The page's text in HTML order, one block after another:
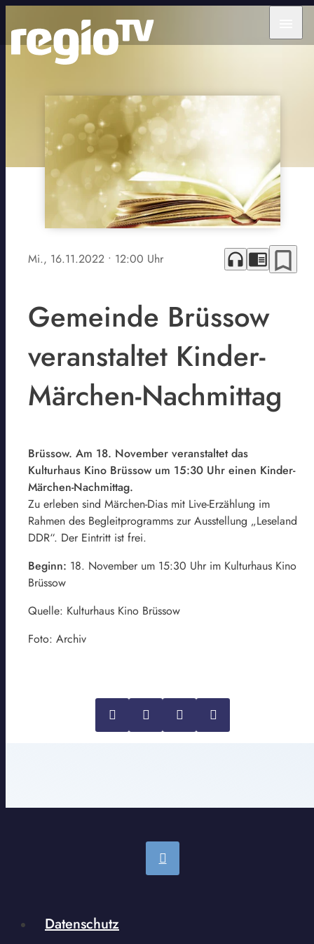
Mi., 16.11.2022 • 12:00 Uhr headphones chrome_reader_mode bookmark_border
Gemeinde Brüssow
veranstaltet Kinder-
Märchen-Nachmittag
Brüssow. Am 18. November veranstaltet das
Kulturhaus Kino Brüssow um 15:30 Uhr einen Kinder-
Märchen-Nachmittag.
Zu erleben sind Märchen-Dias mit Live-Erzählung im
Rahmen des Begleitprogramms zur Ausstellung „Leseland
DDR“. Der Eintritt ist frei.
Beginn: 18. November um 15:30 Uhr im Kulturhaus Kino
Brüssow
Quelle: Kulturhaus Kino Brüssow
Foto: Archiv
Datenschutz